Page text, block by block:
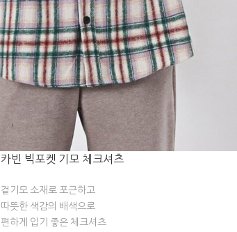
카빈 빅포켓 기모 체크셔츠
겉기모 소재로 포근하고
따뜻한 색감의 배색으로
편하게 입기 좋은 체크셔츠